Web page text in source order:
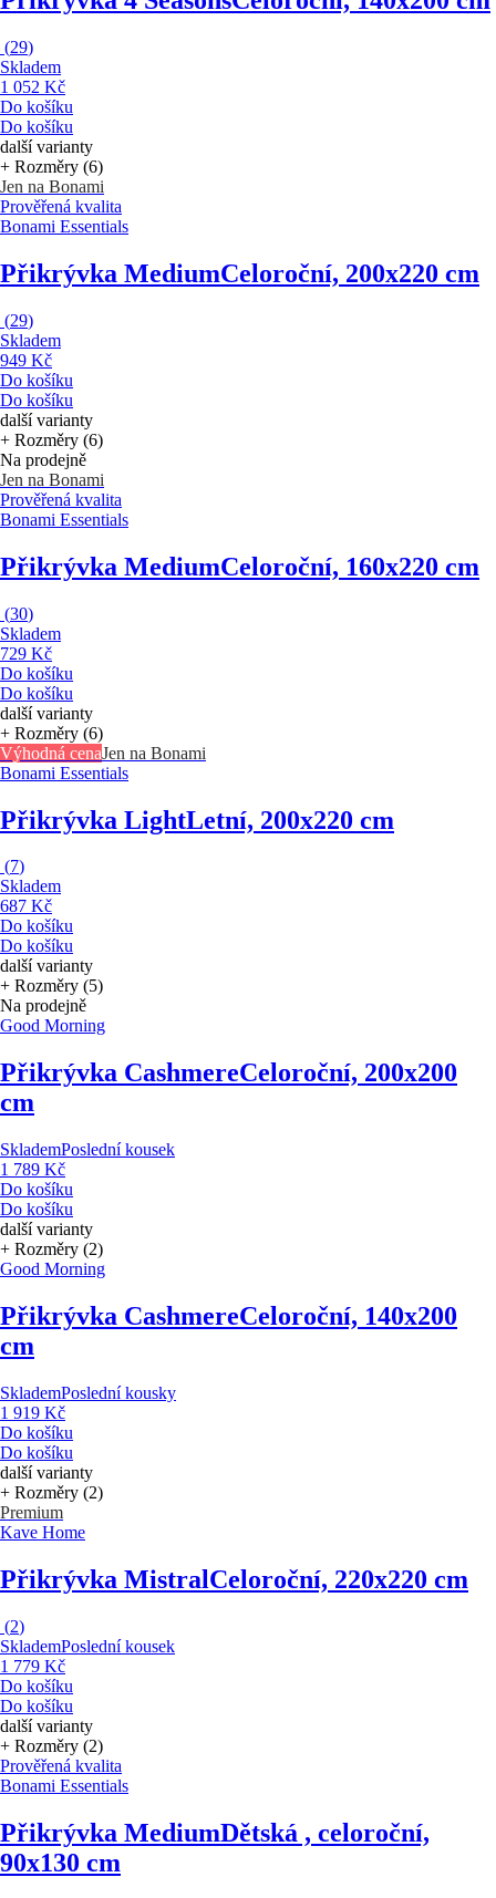
(29)
Skladem
1 052 Kč
Do košíku
Do košíku
další varianty
+ Rozměry (6)
Jen na Bonami
Prověřená kvalita
Bonami Essentials
Přikrývka MediumCeloroční, 200x220 cm
(29)
Skladem
949 Kč
Do košíku
Do košíku
další varianty
+ Rozměry (6)
Na prodejně
Jen na Bonami
Prověřená kvalita
Bonami Essentials
Přikrývka MediumCeloroční, 160x220 cm
(30)
Skladem
729 Kč
Do košíku
Do košíku
další varianty
+ Rozměry (6)
Výhodná cenaJen na Bonami
Bonami Essentials
Přikrývka LightLetní, 200x220 cm
(7)
Skladem
687 Kč
Do košíku
Do košíku
další varianty
+ Rozměry (5)
Na prodejně
Good Morning
Přikrývka CashmereCeloroční, 200x200
cm
SklademPoslední kousek
1 789 Kč
Do košíku
Do košíku
další varianty
+ Rozměry (2)
Good Morning
Přikrývka CashmereCeloroční, 140x200
cm
SklademPoslední kousky
1 919 Kč
Do košíku
Do košíku
další varianty
+ Rozměry (2)
Premium
Kave Home
Přikrývka MistralCeloroční, 220x220 cm
(2)
SklademPoslední kousek
1 779 Kč
Do košíku
Do košíku
další varianty
+ Rozměry (2)
Prověřená kvalita
Bonami Essentials
Přikrývka MediumDětská , celoroční,
90x130 cm